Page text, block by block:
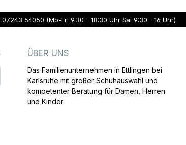
07243 54050 (Mo-Fr: 9.30 - 18:30 Uhr Sa: 9:30 - 16 Uhr)
ÜBER UNS
Das Familienunternehmen in Ettlingen bei
Karlsruhe mit großer Schuhauswahl und
kompetenter Beratung für Damen, Herren
und Kinder